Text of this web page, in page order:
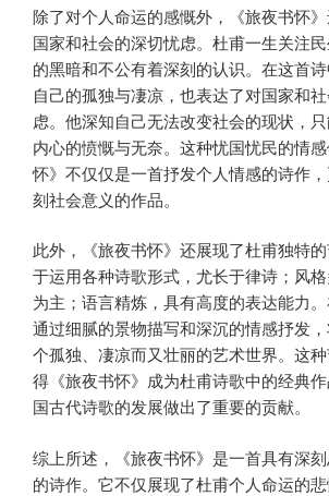
除了对个人命运的感慨外，《旅夜书怀
国家和社会的深切忧虑。杜甫一生关注
的黑暗和不公有着深刻的认识。在这首
自己的孤独与凄凉，也表达了对国家和
虑。他深知自己无法改变社会的现状，
内心的愤慨与无奈。这种忧国忧民的情
怀》不仅仅是一首抒发个人情感的诗作
刻社会意义的作品。
此外，《旅夜书怀》还展现了杜甫独特
于运用各种诗歌形式，尤长于律诗；风
为主；语言精炼，具有高度的表达能力
通过细腻的景物描写和深沉的情感抒发
个孤独、凄凉而又壮丽的艺术世界。这
得《旅夜书怀》成为杜甫诗歌中的经典
国古代诗歌的发展做出了重要的贡献。
综上所述，《旅夜书怀》是一首具有深
的诗作。它不仅展现了杜甫个人命运的